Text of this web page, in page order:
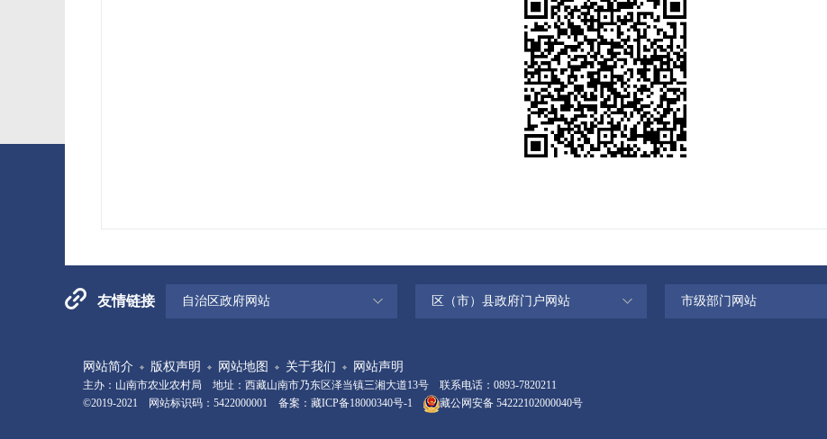
友情链接 自治区政府网站 区（市）县政府门户网站 市级部门网站
网站简介 版权声明 网站地图 关于我们 网站声明
主办：山南市农业农村局 地址：西藏山南市乃东区泽当镇三湘大道13号 联系电话：0893-7820211
©2019-2021 网站标识码：5422000001 备案： 藏ICP备18000340号-1 藏公网安备 54222102000040号